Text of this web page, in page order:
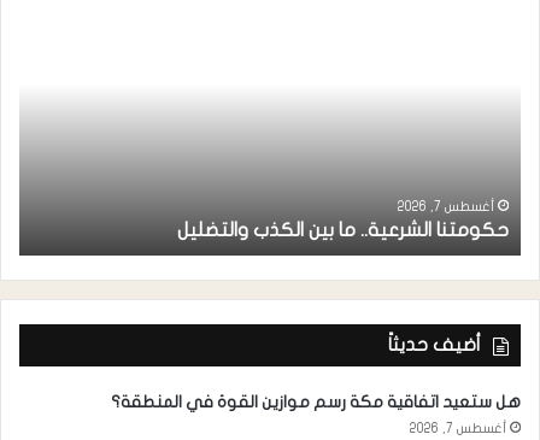
أغسطس 7, 2026
حكومتنا الشرعية.. ما بين الكذب والتضليل
أضيف حديثاً
هل ستعيد اتفاقية مكة رسم موازين القوة في المنطقة؟
أغسطس 7, 2026